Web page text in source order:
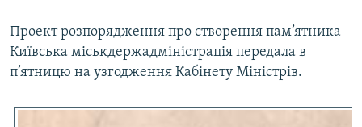
ПОДКАСТИ
РУС
Проект розпорядження про створення пам’ятника
Київська міськдержадміністрація передала в
п’ятницю на узгодження Кабінету Міністрів.